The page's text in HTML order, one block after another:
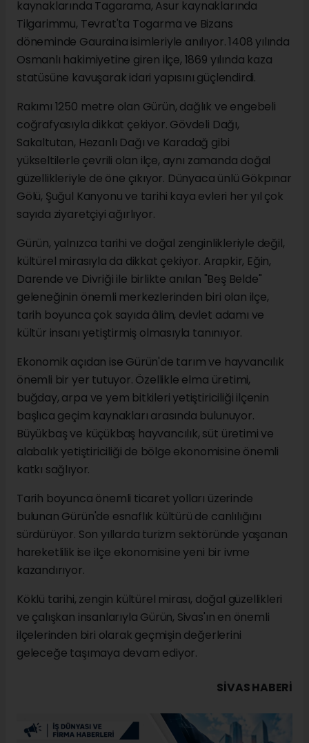
kaynaklarında Tagarama, Asur kaynaklarında
Tilgarimmu, Tevrat'ta Togarma ve Bizans
döneminde Gauraina isimleriyle anılıyor. 1408 yılında
Osmanlı hakimiyetine giren ilçe, 1869 yılında kaza
statüsüne kavuşarak idari yapısını güçlendirdi.
Rakımı 1250 metre olan Gürün, dağlık ve engebeli
coğrafyasıyla dikkat çekiyor. Gövdeli Dağı,
Sakaltutan, Hezanlı Dağı ve Karadağ gibi
yükseltilerle çevrili olan ilçe, aynı zamanda doğal
güzellikleriyle de öne çıkıyor. Dünyaca ünlü Gökpınar
Gölü, Şuğul Kanyonu ve tarihi kaya evleri her yıl çok
sayıda ziyaretçiyi ağırlıyor.
Gürün, yalnızca tarihi ve doğal zenginlikleriyle değil,
kültürel mirasıyla da dikkat çekiyor. Arapkir, Eğin,
Darende ve Divriği ile birlikte anılan "Beş Belde"
geleneğinin önemli merkezlerinden biri olan ilçe,
tarih boyunca çok sayıda âlim, devlet adamı ve
kültür insanı yetiştirmiş olmasıyla tanınıyor.
Ekonomik açıdan ise Gürün'de tarım ve hayvancılık
önemli bir yer tutuyor. Özellikle elma üretimi,
buğday, arpa ve yem bitkileri yetiştiriciliği ilçenin
başlıca geçim kaynakları arasında bulunuyor.
Büyükbaş ve küçükbaş hayvancılık, süt üretimi ve
alabalık yetiştiriciliği de bölge ekonomisine önemli
katkı sağlıyor.
Tarih boyunca önemli ticaret yolları üzerinde
bulunan Gürün'de esnaflık kültürü de canlılığını
sürdürüyor. Son yıllarda turizm sektöründe yaşanan
hareketlilik ise ilçe ekonomisine yeni bir ivme
kazandırıyor.
Köklü tarihi, zengin kültürel mirası, doğal güzellikleri
ve çalışkan insanlarıyla Gürün, Sivas'ın en önemli
ilçelerinden biri olarak geçmişin değerlerini
geleceğe taşımaya devam ediyor.
SIVAS HABERİ